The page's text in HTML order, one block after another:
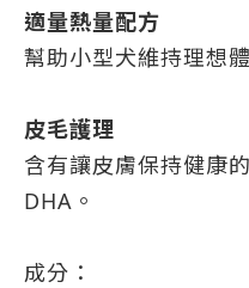
適量熱量配方
幫助小型犬維持理想
皮毛護理
含有讓皮膚保持健康
DHA。
成分：